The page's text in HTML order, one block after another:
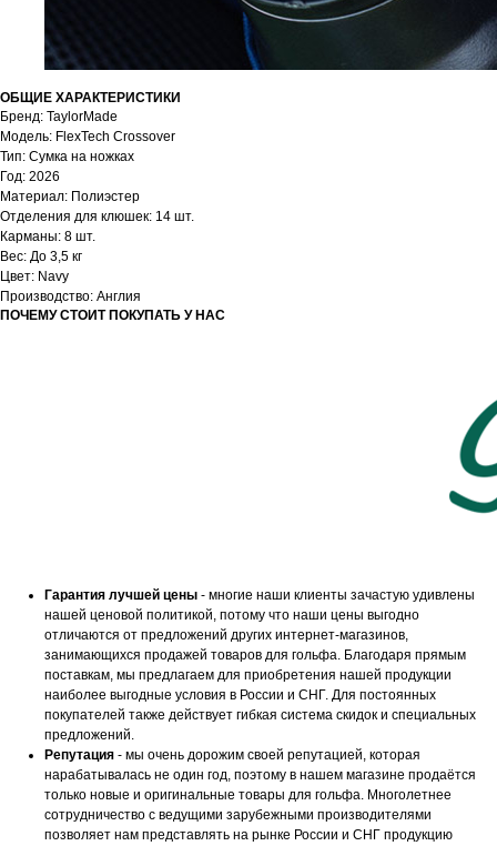
ОБЩИЕ ХАРАКТЕРИСТИКИ
Бренд: TaylorMade
Модель: FlexTech Crossover
Тип: Cумка на ножках
Год: 2026
Материал: Полиэстер
Отделения для клюшек: 14 шт.
Карманы: 8 шт.
Вес: До 3,5 кг
Цвет: Navy
Производство: Англия
ПОЧЕМУ СТОИТ ПОКУПАТЬ У НАС
Гарантия лучшей цены - многие наши клиенты зачастую удивлены
нашей ценовой политикой, потому что наши цены выгодно
отличаются от предложений других интернет-магазинов,
занимающихся продажей товаров для гольфа. Благодаря прямым
поставкам, мы предлагаем для приобретения нашей продукции
наиболее выгодные условия в России и СНГ. Для постоянных
покупателей также действует гибкая система скидок и специальных
предложений.
Репутация - мы очень дорожим своей репутацией, которая
нарабатывалась не один год, поэтому в нашем магазине продаётся
только новые и оригинальные товары для гольфа. Многолетнее
сотрудничество с ведущими зарубежными производителями
позволяет нам представлять на рынке России и СНГ продукцию